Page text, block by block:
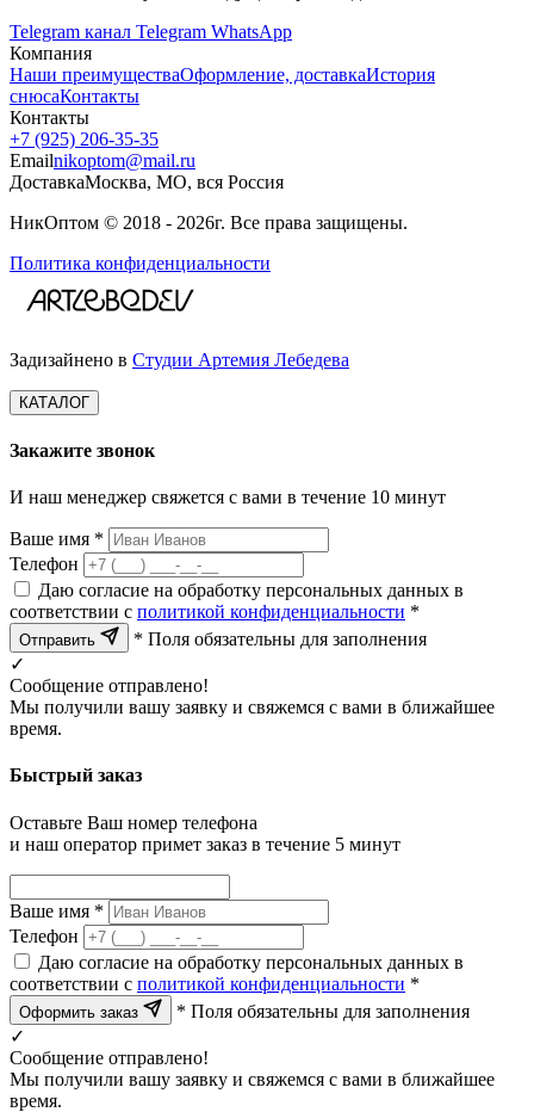
Telegram канал Telegram WhatsApp
Компания
Наши преимуществаОформление, доставкаИстория
снюсаКонтакты
Контакты
+7 (925) 206‑35‑35
Emailnikoptom@mail.ru
ДоставкаМосква, МО, вся Россия
НикОптом © 2018 - 2026г. Все права защищены.
Политика конфиденциальности
Задизайнено в Студии Артемия Лебедева
КАТАЛОГ
Закажите звонок
И наш менеджер свяжется с вами в течение 10 минут
Ваше имя *
Телефон
Даю согласие на обработку персональных данных в
соответствии с политикой конфиденциальности *
Отправить
* Поля обязательны для заполнения
✓
Сообщение отправлено!
Мы получили вашу заявку и свяжемся с вами в ближайшее
время.
Быстрый заказ
Оставьте Ваш номер телефона
и наш оператор примет заказ в течение 5 минут
Ваше имя *
Телефон
Даю согласие на обработку персональных данных в
соответствии с политикой конфиденциальности *
Оформить заказ
* Поля обязательны для заполнения
✓
Сообщение отправлено!
Мы получили вашу заявку и свяжемся с вами в ближайшее
время.